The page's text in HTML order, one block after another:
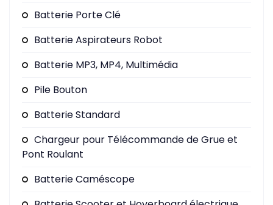
Batterie Porte Clé
Batterie Aspirateurs Robot
Batterie MP3, MP4, Multimédia
Pile Bouton
Batterie Standard
Chargeur pour Télécommande de Grue et
Pont Roulant
Batterie Caméscope